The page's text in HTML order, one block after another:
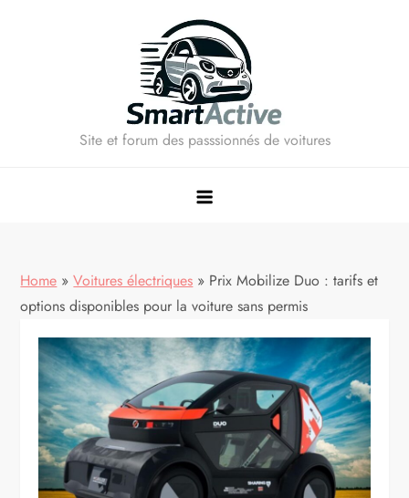
Site et forum des passsionnés de voitures
Home » Voitures électriques » Prix Mobilize Duo : tarifs et
options disponibles pour la voiture sans permis